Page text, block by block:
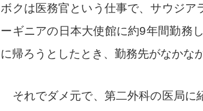
ボクは医務官という仕事で、サウジア
ーギニアの日本大使館に約9年間勤務
に帰ろうとしたとき、勤務先がなかな
それでダメ元で、第二外科の医局に